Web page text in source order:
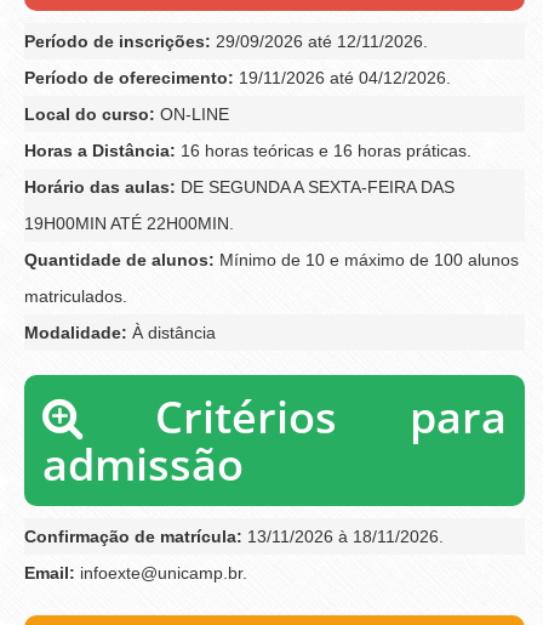
Período de inscrições: 29/09/2026 até 12/11/2026.
Período de oferecimento: 19/11/2026 até 04/12/2026.
Local do curso: ON-LINE
Horas a Distância: 16 horas teóricas e 16 horas práticas.
Horário das aulas: DE SEGUNDA A SEXTA-FEIRA DAS
19H00MIN ATÉ 22H00MIN.
Quantidade de alunos: Mínimo de 10 e máximo de 100 alunos
matriculados.
Modalidade: À distância
Critérios para
admissão
Confirmação de matrícula: 13/11/2026 à 18/11/2026.
Email: infoexte@unicamp.br.